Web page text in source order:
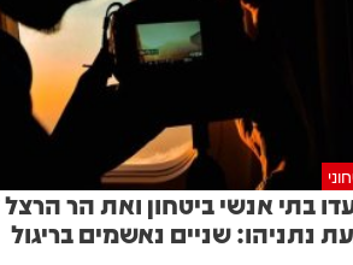
בתי אנשי ביטחון ואת הר הרצל
נתניהו: שניים נאשמים בריגול